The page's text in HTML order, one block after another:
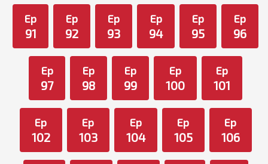
Ep
91
Ep
92
Ep
93
Ep
94
Ep
95
Ep
96
Ep
97
Ep
98
Ep
99
Ep
100
Ep
101
Ep
102
Ep
103
Ep
104
Ep
105
Ep
106